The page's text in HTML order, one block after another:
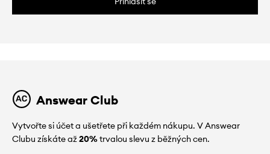
Answear Club
Vytvořte si účet a ušetřete při každém nákupu. V Answear
Clubu získáte až20%trvalou slevu z běžných cen.